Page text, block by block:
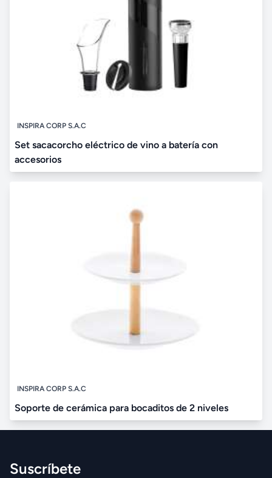
INSPIRA CORP S.A.C
Set sacacorcho eléctrico de vino a batería con
accesorios
INSPIRA CORP S.A.C
Soporte de cerámica para bocaditos de 2 niveles
Suscríbete